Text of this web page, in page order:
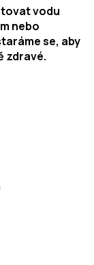
vodu
nebo
se, aby
zdravé.